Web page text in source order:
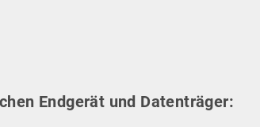
Endgerät und Datenträger: